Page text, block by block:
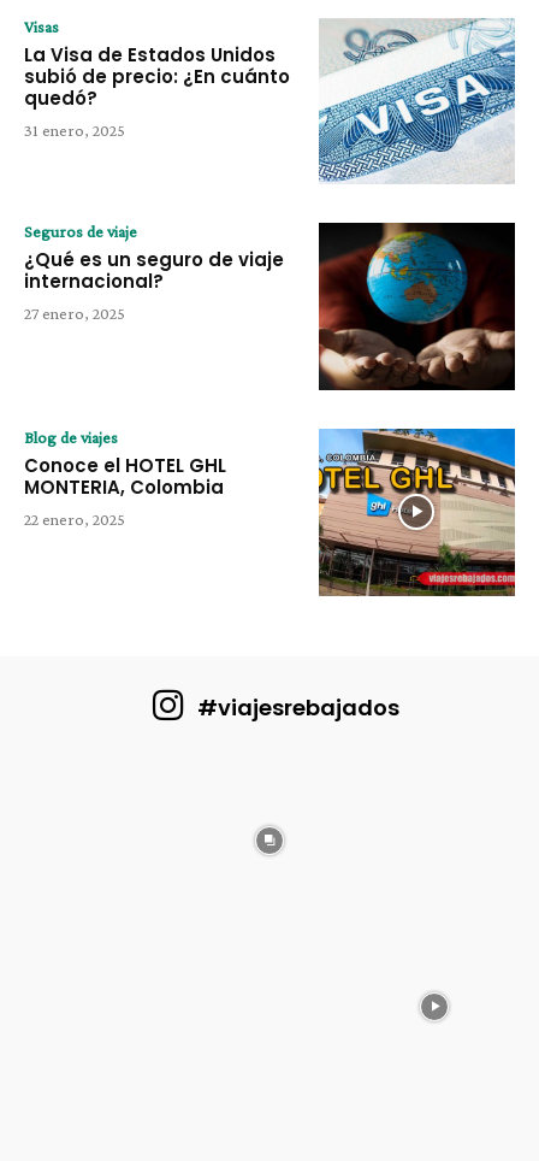
Visas
La Visa de Estados Unidos
subió de precio: ¿En cuánto
quedó?
31 enero, 2025
Seguros de viaje
¿Qué es un seguro de viaje
internacional?
27 enero, 2025
Blog de viajes
Conoce el HOTEL GHL
MONTERIA, Colombia
22 enero, 2025
#viajesrebajados